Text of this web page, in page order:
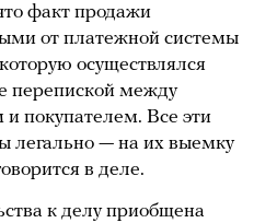
факт продажи
от платежной системы
осуществлялся
перепиской между
покупателем. Все эти
легально — на их выемку
в деле.
к делу приобщена